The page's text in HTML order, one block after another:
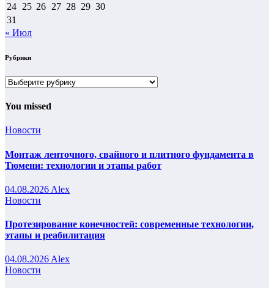
24 25 26 27 28 29 30
31
« Июл
Рубрики
Рубрики
You missed
Новости
Монтаж ленточного, свайного и плитного фундамента в
Тюмени: технологии и этапы работ
04.08.2026 Alex
Новости
Протезирование конечностей: современные технологии,
этапы и реабилитация
04.08.2026 Alex
Новости